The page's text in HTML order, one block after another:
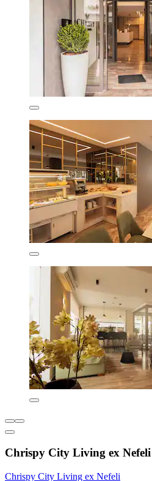
Chrispy City Living ex Nefeli
Chrispy City Living ex Nefeli